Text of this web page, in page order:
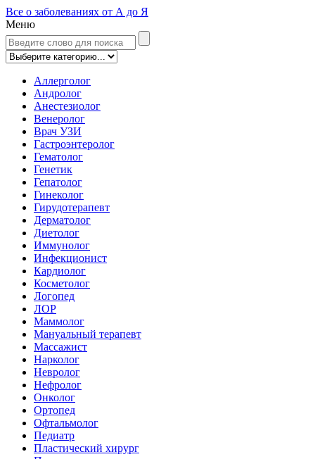
Все о заболеваниях от А до Я
Меню
Аллерголог
Андролог
Анестезиолог
Венеролог
Врач УЗИ
Гастроэнтеролог
Гематолог
Генетик
Гепатолог
Гинеколог
Гирудотерапевт
Дерматолог
Диетолог
Иммунолог
Инфекционист
Кардиолог
Косметолог
Логопед
ЛОР
Маммолог
Мануальный терапевт
Массажист
Нарколог
Невролог
Нефролог
Онколог
Ортопед
Офтальмолог
Педиатр
Пластический хирург